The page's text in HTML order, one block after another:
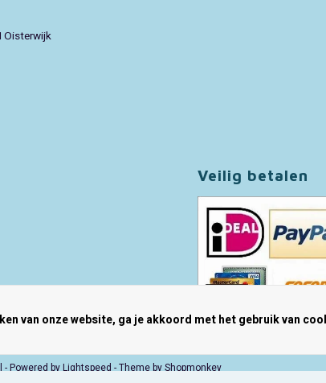
Oisterwijk
Veilig betalen
- Powered byLightspeed- Theme byShopmonkey
van onze website, ga je akkoord met het gebruik van